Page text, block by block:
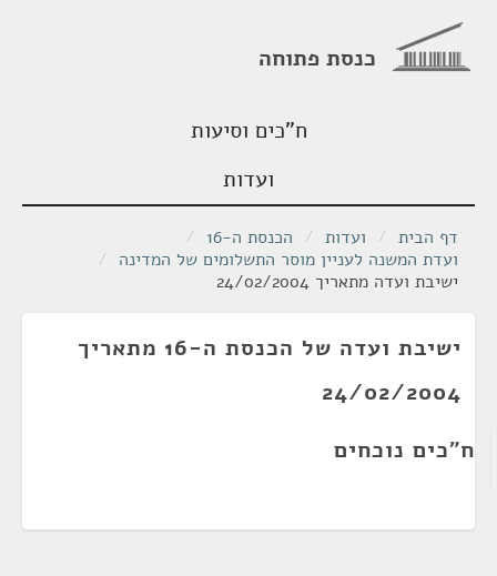
כנסת פתוחה
ח"כים וסיעות
ועדות
דף הבית / ועדות / הכנסת ה-16
/
ועדת המשנה לעניין מוסר התשלומים של המדינה /
ישיבת ועדה מתאריך 24/02/2004
ישיבת ועדה של הכנסת ה-16 מתאריך
24/02/2004
ח"כים נוכחים